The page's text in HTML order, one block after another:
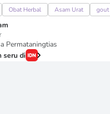
Obat Herbal Asam Urat gout
Permataningtias
seru di